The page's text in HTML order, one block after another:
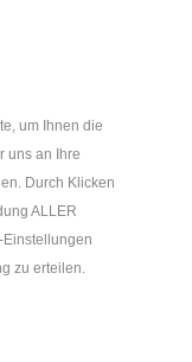
um Ihnen die
uns an Ihre
Durch Klicken
ALLER
zu erteilen.